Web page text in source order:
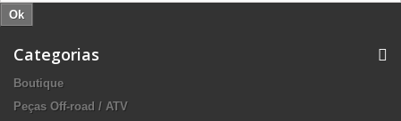
Ok
Categorias
Boutique
Peças Off-road / ATV